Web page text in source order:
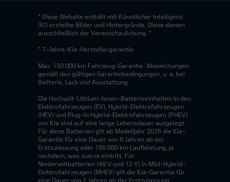
* Diese Website enthält mit Künstlicher Intelligenz
(KI) erstellte Bilder und Hintergründe. Diese dienen
ausschließlich der Veranschaulichung. *
* 7-Jahre-Kia-Herstellergarantie
Max. 150.000 km Fahrzeug-Garantie. Abweichungen
gemäß den gültigen Garantiebedingungen, u. a. bei
Batterie, Lack und Ausstattung.
Die Hochvolt-Lithium-Ionen-Batterieeinheiten in den
Elektrofahrzeugen (EV), Hybrid-Elektrofahrzeugen
(HEV) und Plug-in Hybrid-Elektrofahrzeugen (PHEV)
von Kia sind auf eine lange Lebensdauer ausgelegt.
Für diese Batterien gilt ab Modelljahr 2026 die Kia-
Garantie für eine Dauer von 8 Jahren ab der
Erstzulassung oder 160.000 km Laufleistung, je
nachdem, was zuerst eintritt. Für
Niedervoltbatterien (48 V und 12 V) in Mild-Hybrid-
Elektrofahrzeugen (MHEV) gilt die Kia-Garantie für
eine Dauer von 2 Jahren ab der Erstzulassung,